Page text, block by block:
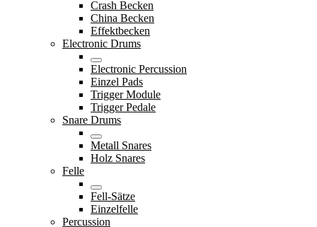
Crash Becken
China Becken
Effektbecken
Electronic Drums
Electronic Percussion
Einzel Pads
Trigger Module
Trigger Pedale
Snare Drums
Metall Snares
Holz Snares
Felle
Fell-Sätze
Einzelfelle
Percussion